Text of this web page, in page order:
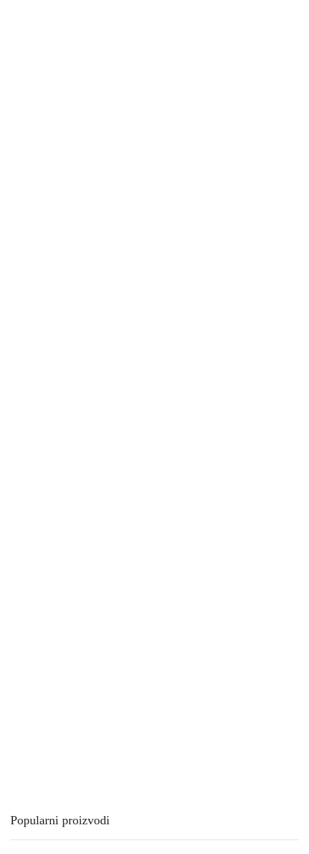
Popularni proizvodi